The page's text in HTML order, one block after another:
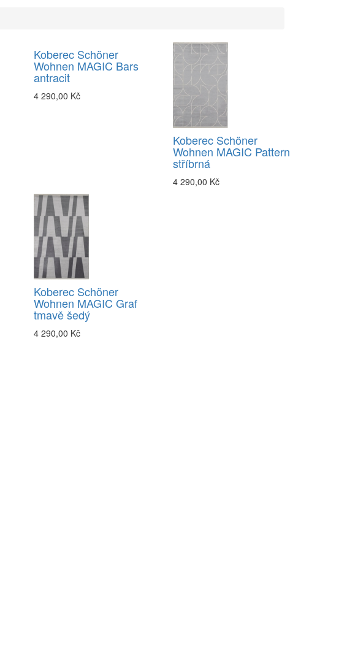
Koberec Schöner
Wohnen MAGIC Bars
antracit
4 290,00 Kč
Koberec Schöner
Wohnen MAGIC Pattern
stříbrná
4 290,00 Kč
Koberec Schöner
Wohnen MAGIC Graf
tmavě šedý
4 290,00 Kč